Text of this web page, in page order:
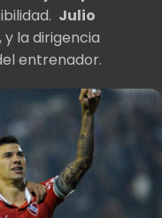
Julio
la dirigencia
entrenador.